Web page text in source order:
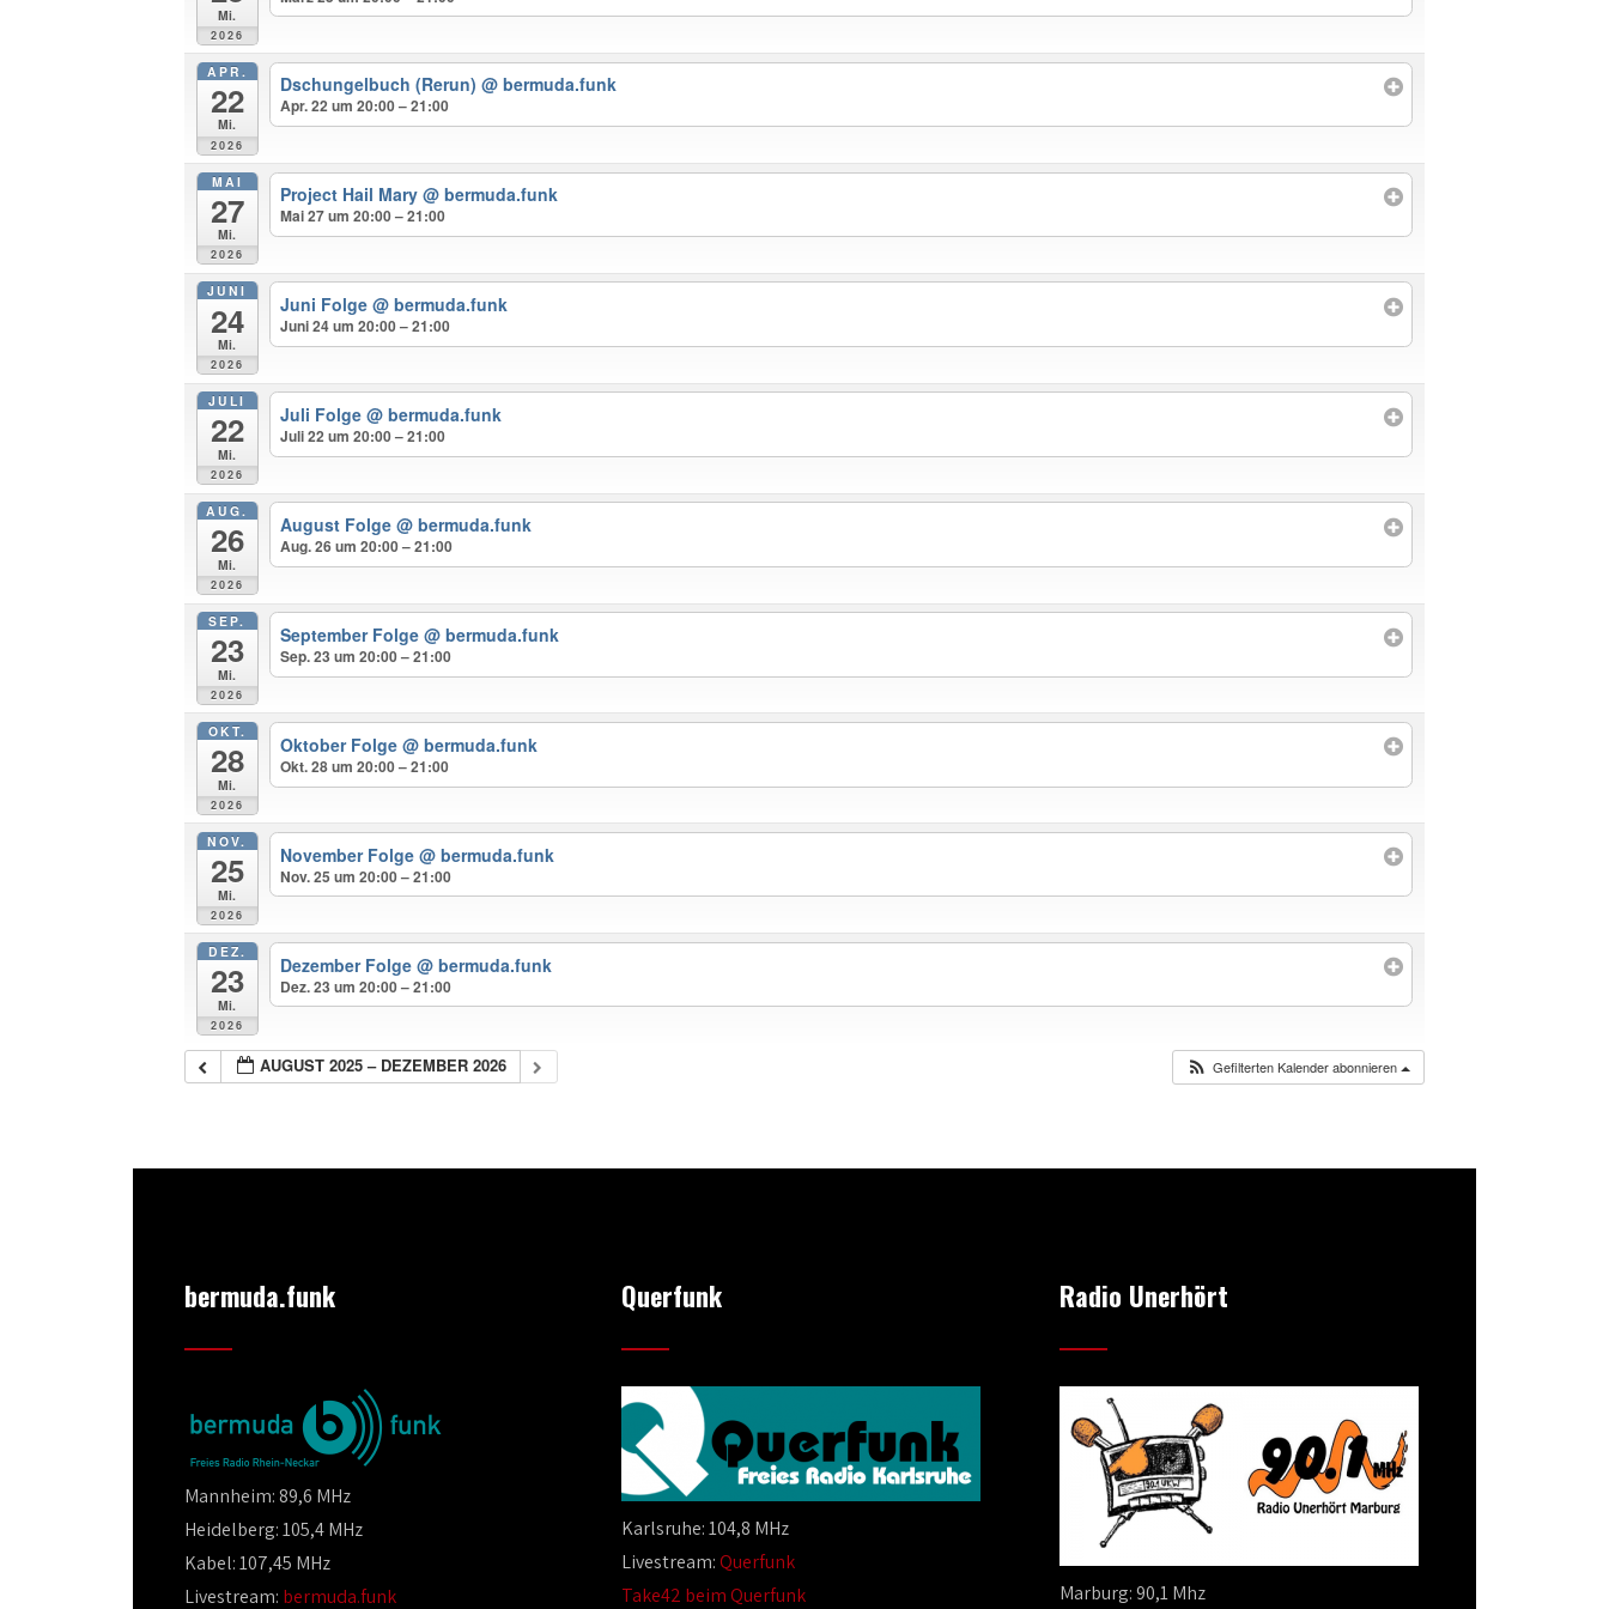
Mi.
2026
APR.
22
Mi.
2026
Dschungelbuch (Rerun)@ bermuda.funk
Apr. 22 um 20:00 – 21:00
MAI
27
Mi.
2026
Project Hail Mary@ bermuda.funk
Mai 27 um 20:00 – 21:00
JUNI
24
Mi.
2026
Juni Folge@ bermuda.funk
Juni 24 um 20:00 – 21:00
JULI
22
Mi.
2026
Juli Folge@ bermuda.funk
Juli 22 um 20:00 – 21:00
AUG.
26
Mi.
2026
August Folge@ bermuda.funk
Aug. 26 um 20:00 – 21:00
SEP.
23
Mi.
2026
September Folge@ bermuda.funk
Sep. 23 um 20:00 – 21:00
OKT.
28
Mi.
2026
Oktober Folge@ bermuda.funk
Okt. 28 um 20:00 – 21:00
NOV.
25
Mi.
2026
November Folge@ bermuda.funk
Nov. 25 um 20:00 – 21:00
DEZ.
23
Mi.
2026
Dezember Folge@ bermuda.funk
Dez. 23 um 20:00 – 21:00
AUGUST 2025 – DEZEMBER 2026 Gefilterten Kalender abonnieren
bermuda.funk
Mannheim: 89,6 MHz
Heidelberg: 105,4 MHz
Kabel: 107,45 MHz
Livestream: bermuda.funk
Querfunk
Karlsruhe: 104,8 MHz
Livestream:Querfunk
Take42 beim Querfunk
Radio Unerhört
Marburg: 90,1 Mhz